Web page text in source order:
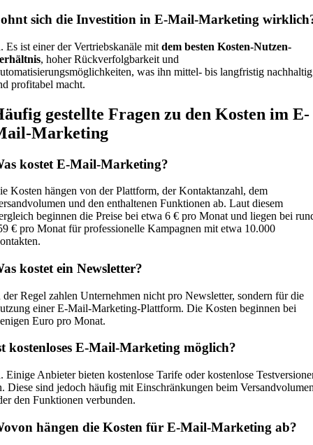
sich die Investition in E-Mail-Marketing
Es ist einer der Vertriebskanäle mit dem besten Kosten-Nutzen-
, hoher Rückverfolgbarkeit und
was ihn mittel- bis langfristig nachhaltig
profitabel macht.
gestellte Fragen zu den Kosten im E-
Marketing
kostet E-Mail-Marketing?
Kosten hängen von der Plattform, der Kontaktanzahl, dem
und den enthaltenen Funktionen ab. Laut diesem
beginnen die Preise bei etwa 6 € pro Monat und liegen bei
€ pro Monat für professionelle Kampagnen mit etwa 10.000
kostet ein Newsletter?
der Regel zahlen Unternehmen nicht pro Newsletter, sondern für die
einer E-Mail-Marketing-Plattform. Die Kosten beginnen bei
Euro pro Monat.
kostenloses E-Mail-Marketing möglich?
Einige Anbieter bieten kostenlose Tarife oder kostenlose
Diese sind jedoch häufig mit Einschränkungen beim
den Funktionen verbunden.
hängen die Kosten für E-Mail-Marketing ab?